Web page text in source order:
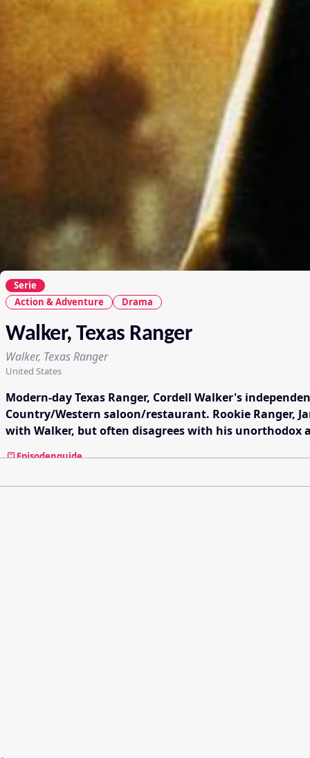
Serie
Action & Adventure
Drama
Walker, Texas Ranger
Walker, Texas Ranger
United States
Modern-day Texas Ranger, Cordell Walker's
Country/Western saloon/restaurant. Rookie Ranger,
with Walker, but often disagrees with his unorthodox
Episodenguide